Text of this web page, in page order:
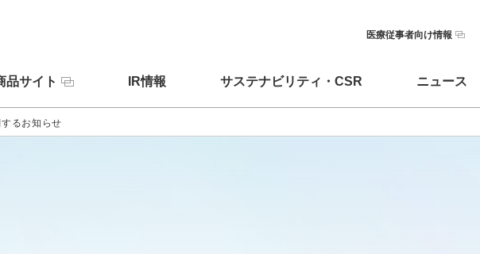
品サイト IR情報 サステナビリティ・CSR ニュース
医療従事者向け情報
るお知らせ